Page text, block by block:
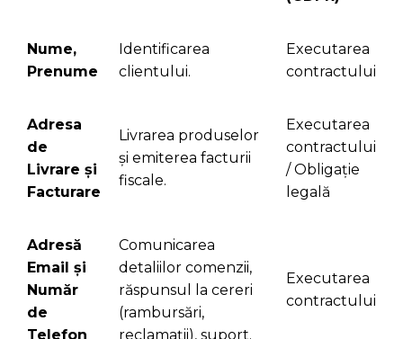
Nume,
Prenume
Identificarea
clientului.
Executarea
contractului
Adresa
de
Livrare și
Facturare
Livrarea produselor
și emiterea facturii
fiscale.
Executarea
contractului
/ Obligație
legală
Adresă
Email și
Număr
de
Telefon
Comunicarea
detaliilor comenzii,
răspunsul la cereri
(rambursări,
reclamații), suport.
Executarea
contractului